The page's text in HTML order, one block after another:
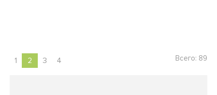
1 2 3 4 Всего: 89